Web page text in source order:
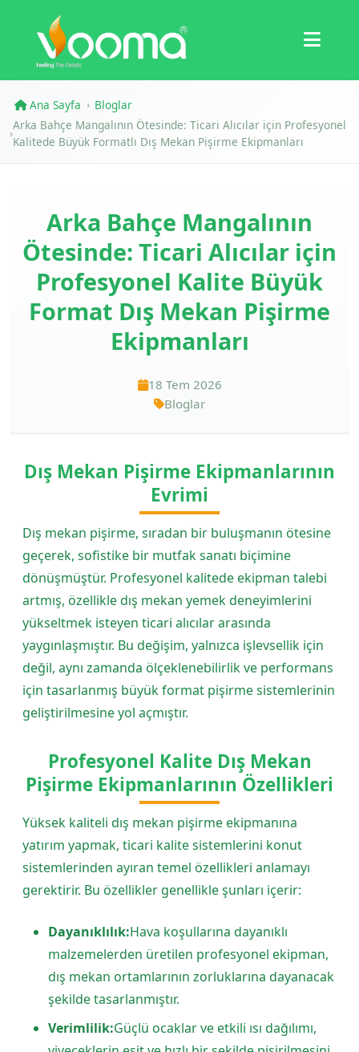
Sertifikalar
Vaka Çalışması
Ana Sayfa › Bloglar
›
Arka Bahçe Mangalının Ötesinde: Ticari Alıcılar için Profesyonel
Kalitede Büyük Formatlı Dış Mekan Pişirme Ekipmanları
Arka Bahçe Mangalının
Ötesinde: Ticari Alıcılar için
Profesyonel Kalite Büyük
Format Dış Mekan Pişirme
Ekipmanları
18 Tem 2026
Bloglar
Dış Mekan Pişirme Ekipmanlarının
Evrimi
Dış mekan pişirme, sıradan bir buluşmanın ötesine
geçerek, sofistike bir mutfak sanatı biçimine
dönüşmüştür. Profesyonel kalitede ekipman talebi
artmış, özellikle dış mekan yemek deneyimlerini
yükseltmek isteyen ticari alıcılar arasında
yaygınlaşmıştır. Bu değişim, yalnızca işlevsellik için
değil, aynı zamanda ölçeklenebilirlik ve performans
için tasarlanmış büyük format pişirme sistemlerinin
geliştirilmesine yol açmıştır.
Profesyonel Kalite Dış Mekan
Pişirme Ekipmanlarının Özellikleri
Yüksek kaliteli dış mekan pişirme ekipmanına
yatırım yapmak, ticari kalite sistemlerini konut
sistemlerinden ayıran temel özellikleri anlamayı
gerektirir. Bu özellikler genellikle şunları içerir:
Dayanıklılık:Hava koşullarına dayanıklı
malzemelerden üretilen profesyonel ekipman,
dış mekan ortamlarının zorluklarına dayanacak
şekilde tasarlanmıştır.
Verimlilik:Güçlü ocaklar ve etkili ısı dağılımı,